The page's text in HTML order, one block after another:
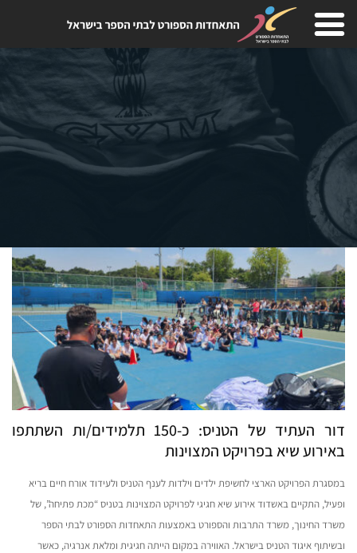
דור העתיד של הטניס: כ-150 תלמידים/ות השתתפו
באירוע שיא בפרויקט המצוינות
במסגרת הפרויקט הארצי לחשיפת ילדים וילדות לענף הטניס ולעידוד אורח חיים בריא
ופעיל, התקיים באשדוד אירוע שיא חגיגי לפרויקט המצוינות בטניס “מכת פתיחה”, של
משרד החינוך, משרד התרבות והספורט באמצעות התאחדות הספורט לבתי הספר
ובשיתוף איגוד הטניס בישראל. האווירה במקום הייתה חגיגית ומלאת אנרגיה, כאשר